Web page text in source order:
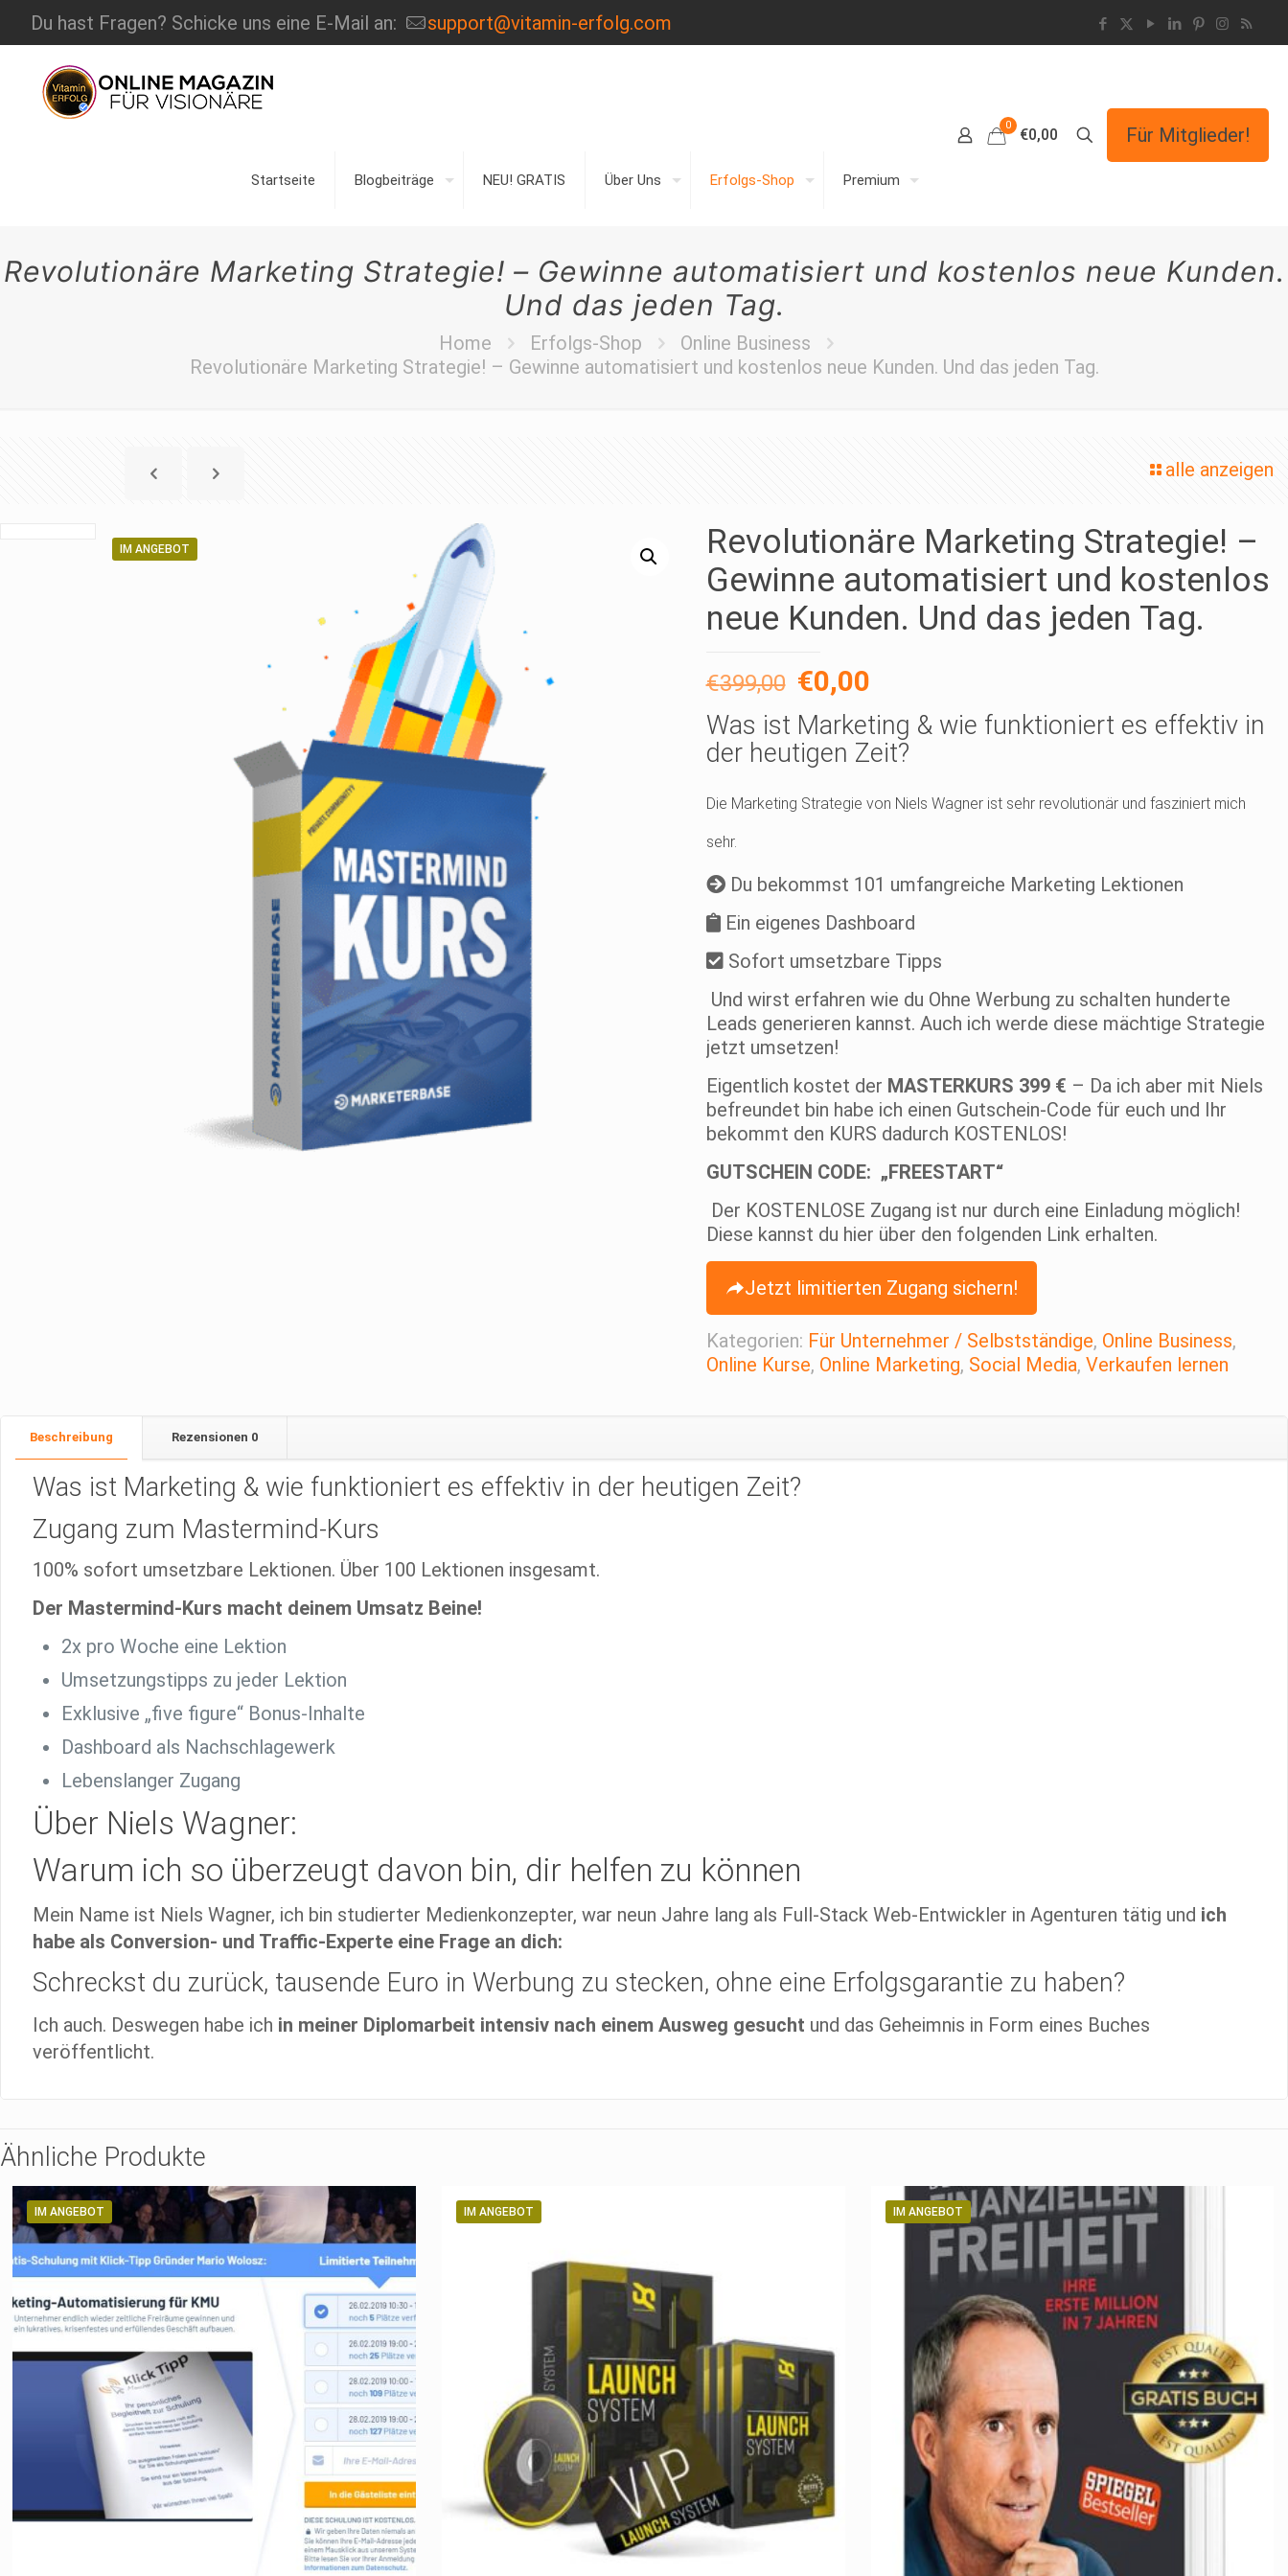
Du hast Fragen? Schicke uns eine E-Mail an: support@vitamin-erfolg.com
Startseite Blogbeiträge NEU! GRATIS Über Uns Erfolgs-Shop Premium
0
€0,00 Für Mitglieder!
Revolutionäre Marketing Strategie! – Gewinne automatisiert und kostenlos neue Kunden.
Und das jeden Tag.
Home Erfolgs-Shop
Online Business
Revolutionäre Marketing Strategie! – Gewinne automatisiert und kostenlos neue Kunden. Und das jeden Tag.
alle anzeigen
IM ANGEBOT
Revolutionäre Marketing Strategie! –
Gewinne automatisiert und kostenlos
neue Kunden. Und das jeden Tag.
€399,00 Ursprünglicher
Preis
war:
€399,00
€0,00Aktueller
Preis
ist:
€0,00.
Was ist Marketing & wie funktioniert es effektiv in
der heutigen Zeit?
Die Marketing Strategie von Niels Wagner ist sehr revolutionär und fasziniert mich
sehr.
Du bekommst 101 umfangreiche Marketing Lektionen
Ein eigenes Dashboard
Sofort umsetzbare Tipps
Und wirst erfahren wie du Ohne Werbung zu schalten hunderte
Leads generieren kannst. Auch ich werde diese mächtige Strategie
jetzt umsetzen!
Eigentlich kostet der MASTERKURS 399 € – Da ich aber mit Niels
befreundet bin habe ich einen Gutschein-Code für euch und Ihr
bekommt den KURS dadurch KOSTENLOS!
GUTSCHEIN CODE: „FREESTART“
Der KOSTENLOSE Zugang ist nur durch eine Einladung möglich!
Diese kannst du hier über den folgenden Link erhalten.
Jetzt limitierten Zugang sichern!
Kategorien: Für Unternehmer / Selbstständige, Online Business,
Online Kurse, Online Marketing, Social Media, Verkaufen lernen
Beschreibung Rezensionen 0
Was ist Marketing & wie funktioniert es effektiv in der heutigen Zeit?
Zugang zum Mastermind-Kurs
100% sofort umsetzbare Lektionen. Über 100 Lektionen insgesamt.
Der Mastermind-Kurs macht deinem Umsatz Beine!
2x pro Woche eine Lektion
Umsetzungstipps zu jeder Lektion
Exklu­si­ve „five figu­re“ Bonus-Inhal­­te
Dashboard als Nachschlagewerk
Lebens­lan­ger Zugang
Über Niels Wagner:
Warum ich so überzeugt davon bin, dir helfen zu können
Mein Name ist Niels Wagner, ich bin studierter Medienkonzepter, war neun Jahre lang als Full-Stack Web-Entwickler in Agenturen tätig und ich
habe als Conversion- und Traffic-Experte eine Frage an dich:
Schreckst du zurück, tausende Euro in Werbung zu stecken, ohne eine Erfolgsgarantie zu haben?
Ich auch. Deswegen habe ich in meiner Diplomarbeit intensiv nach einem Ausweg gesucht und das Geheimnis in Form eines Buches
veröffentlicht.
Ähnliche Produkte
IM ANGEBOT IM ANGEBOT IM ANGEBOT